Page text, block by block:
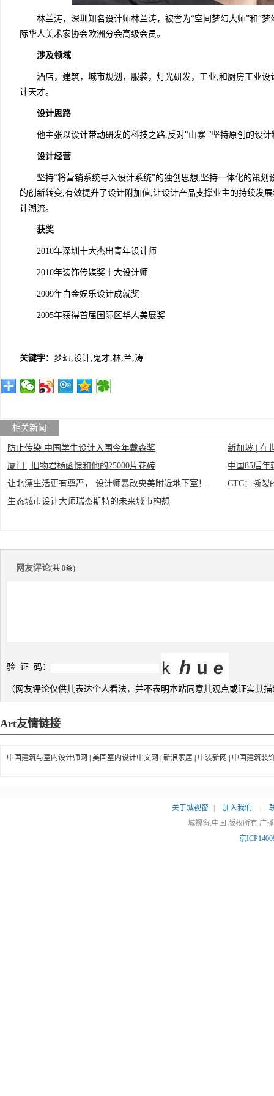
林兰涛，深圳知名设计师林兰涛，被誉为“空间梦幻大师”和“梦
际华人美术家协会欧洲分会高级会员。
涉及领域
酒店，建筑，城市规划，服装，灯光研发，工业,和厨房工业设
计天才。
设计思路
他主张以设计带动研发的科技之路.反对"山寨 "坚持原创的设计
设计经营
坚持“将营销系统导入设计系统”的独创思想,坚持一体化的策划
的创新转变,有效提升了设计附加值,让设计产品支撑业主的持续发
计潮流。
获奖
2010年深圳十大杰出青年设计师
2010年装饰传媒奖十大设计师
2009年白金娱乐设计成就奖
2005年获得首届国际区华人美展奖
关键字： 梦幻,设计,鬼才,林,兰,涛
相关新闻
防止传染 中国学生设计入围今年戴森奖
新加坡 | 在
坐下飞机。
厦门 | 旧物君杨函憬和他的25000片花砖
中国85后年
让北漂生活更有尊严， 设计师暴改央美附近地下室！
CTC：撕裂
生态城市设计大师瑞杰斯特的未来城市构想
网友评论(共 0条)
验 证 码：
（网友评论仅供其表达个人看法，并不表明本站同意其观点或证实其
Art友情链接
中国建筑与室内设计师网 美国室内设计中文网 新浪家居 中装新网 中国建筑装
关于城视窗 加入我们
城视窗.中国 版权所有 广
京